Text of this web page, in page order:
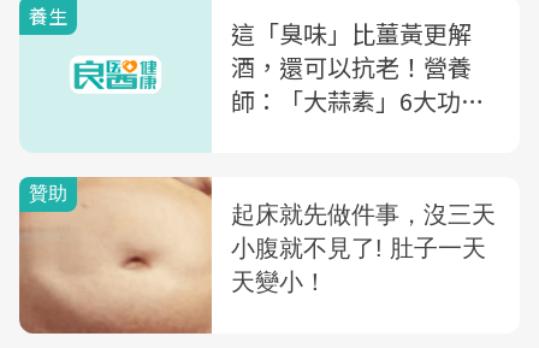
養生
這「臭味」比薑黃更解
酒，還可以抗老！營養
師：「大蒜素」6大功